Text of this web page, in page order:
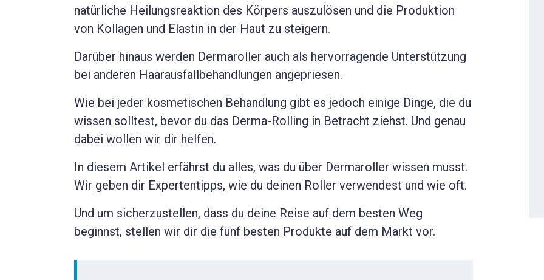
natürliche Heilungsreaktion des Körpers auszulösen und die Produktion
von Kollagen und Elastin in der Haut zu steigern.
Darüber hinaus werden Dermaroller auch als hervorragende Unterstützung
bei anderen Haarausfallbehandlungen angepriesen.
Wie bei jeder kosmetischen Behandlung gibt es jedoch einige Dinge, die du
wissen solltest, bevor du das Derma-Rolling in Betracht ziehst. Und genau
dabei wollen wir dir helfen.
In diesem Artikel erfährst du alles, was du über Dermaroller wissen musst.
Wir geben dir Expertentipps, wie du deinen Roller verwendest und wie oft.
Und um sicherzustellen, dass du deine Reise auf dem besten Weg
beginnst, stellen wir dir die fünf besten Produkte auf dem Markt vor.